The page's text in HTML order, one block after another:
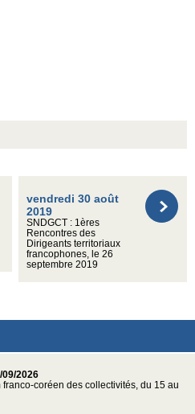
vendredi 30 août
2019
SNDGCT : 1ères
Rencontres des
Dirigeants territoriaux
francophones, le 26
septembre 2019
09/2026
coréen des collectivités, du 15 au